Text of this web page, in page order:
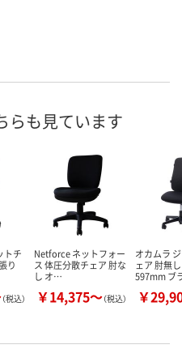
らも見ています
トチ
り
（税込）
Netforce ネットフォー
ス 体圧分散チェア 肘な
し オ…
￥14,375～（税込）
オカムラ
ェア 肘無
597mm ブ
￥